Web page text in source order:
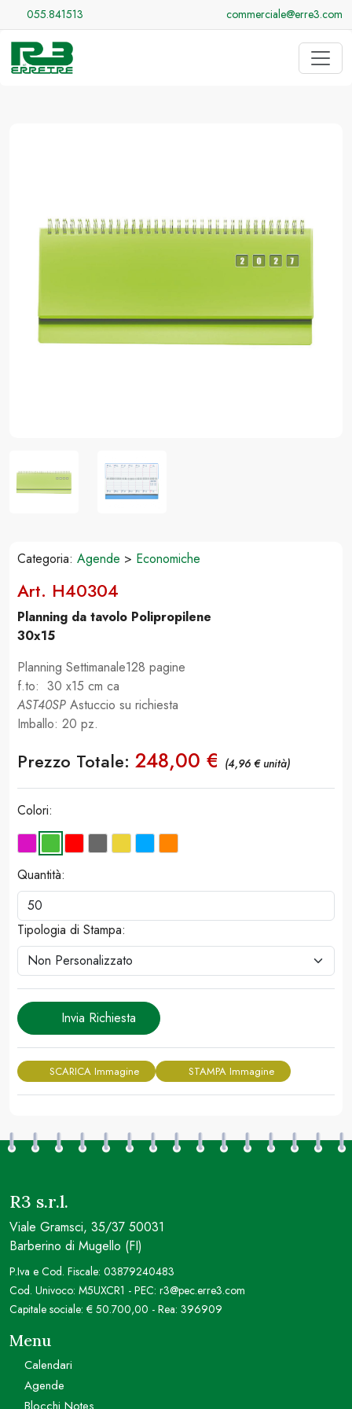
055.841513 commerciale@erre3.com
Categoria: Agende > Economiche
Art. H40304
Planning da tavolo Polipropilene
30x15
Planning Settimanale128 pagine
f.to: 30 x15 cm ca
AST40SP Astuccio su richiesta
Imballo: 20 pz.
Prezzo Totale: 248,00 € (4,96 € unità)
Colori:
Quantità:
Tipologia di Stampa:
Invia Richiesta
SCARICA Immagine STAMPA Immagine
R3 s.r.l.
Viale Gramsci, 35/37 50031
Barberino di Mugello (FI)
P.Iva e Cod. Fiscale: 03879240483
Cod. Univoco: M5UXCR1 - PEC: r3@pec.erre3.com
Capitale sociale: € 50.700,00 - Rea: 396909
Menu
Calendari
Agende